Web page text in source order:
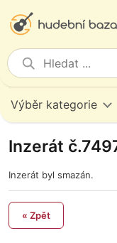
Výběr kategorie
Inzerát
Inzerát byl smazán.
« Zpět